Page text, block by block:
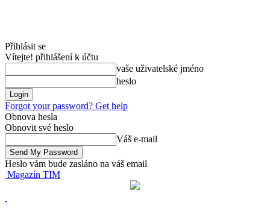
Přihlásit se
Vítejte! přihlášení k účtu
vaše uživatelské jméno
heslo
Forgot your password? Get help
Obnova hesla
Obnovit své heslo
Váš e-mail
Heslo vám bude zasláno na váš email
Magazín TIM